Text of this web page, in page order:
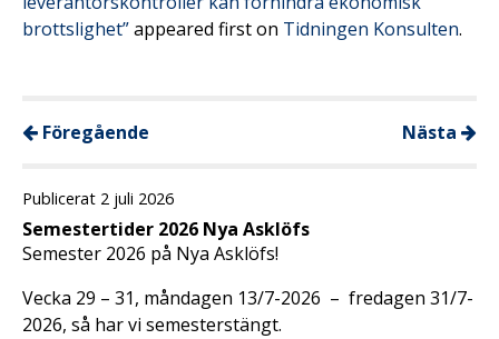
brottslighet”appeared first on Tidningen Konsulten.
Föregående Nästa
Publicerat 2 juli 2026
Semestertider 2026 Nya Asklöfs
Semester 2026 på Nya Asklöfs!
Vecka 29 – 31, måndagen 13/7-2026 – fredagen 31/7-
2026, så har vi semesterstängt.